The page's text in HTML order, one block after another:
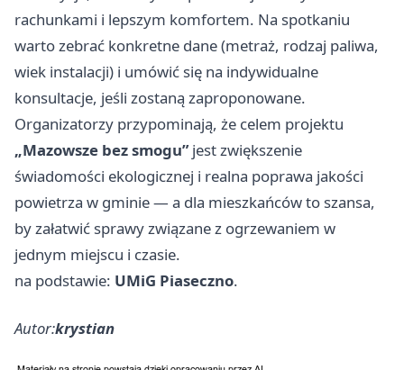
rachunkami i lepszym komfortem. Na spotkaniu
warto zebrać konkretne dane (metraż, rodzaj paliwa,
wiek instalacji) i umówić się na indywidualne
konsultacje, jeśli zostaną zaproponowane.
Organizatorzy przypominają, że celem projektu
„Mazowsze bez smogu”jest zwiększenie
świadomości ekologicznej i realna poprawa jakości
powietrza w gminie — a dla mieszkańców to szansa,
by załatwić sprawy związane z ogrzewaniem w
jednym miejscu i czasie.
na podstawie: UMiG Piaseczno.
Autor:krystian